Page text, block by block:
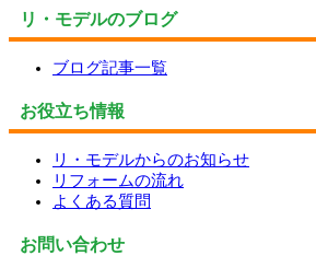
リ・モデルのブログ
ブログ記事一覧
お役立ち情報
リ・モデルからのお知らせ
リフォームの流れ
よくある質問
お問い合わせ